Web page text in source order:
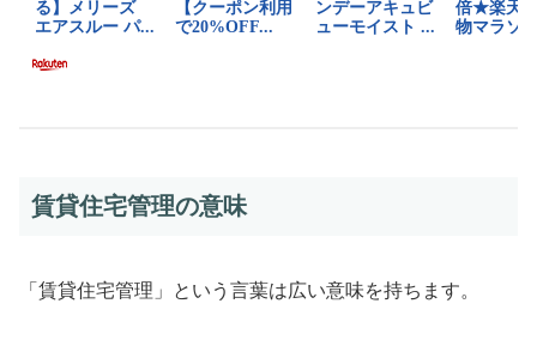
賃貸住宅管理の意味
「賃貸住宅管理」という言葉は広い意味を持ちます。